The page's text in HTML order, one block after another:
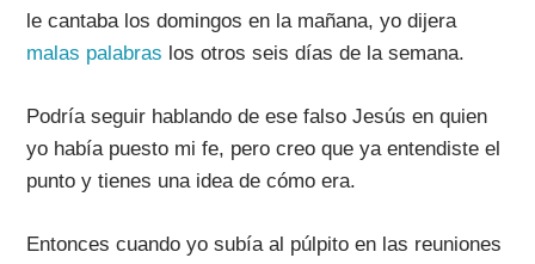
le cantaba los domingos en la mañana, yo dijera
malas palabras los otros seis días de la semana.
Podría seguir hablando de ese falso Jesús en quien
yo había puesto mi fe, pero creo que ya entendiste el
punto y tienes una idea de cómo era.
Entonces cuando yo subía al púlpito en las reuniones